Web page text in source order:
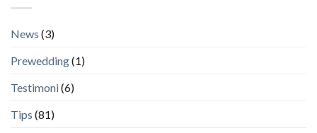
News (3)
Prewedding(1)
Testimoni(6)
Tips (81)